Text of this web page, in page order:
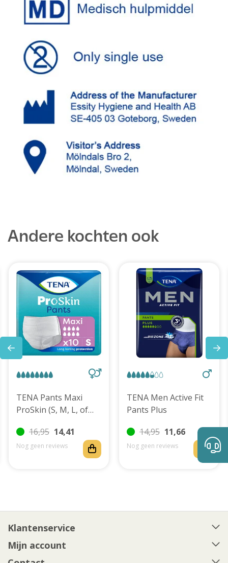
Andere kochten ook
TENA Pants Maxi
ProSkin (S, M, L, of
16,95 14,41
Nog geen reviews
TENA Men Active Fit
Pants Plus
14,95 11,66
Nog geen reviews
Klantenservice
Mijn account